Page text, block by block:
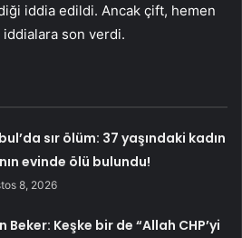
iddia edildi. Ancak çift, hemen
iddialara son verdi.
sır ölüm: 37 yaşındaki kadın
evinde ölü bulundu!
8, 2026
Beker: Keşke bir de “Allah CHP’yi